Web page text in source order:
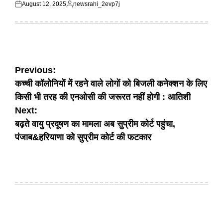
Posted
August 12, 2025
Posted
newsrahi_2evp7j
Post
navigation
Previous:
कच्ची कॉलोनियों में रहने वाले लोगों को बिजली कनेक्शन के लिए
किसी भी तरह की एनओसी की जरूरत नहीं होगी : आतिशी
Next:
बढ़ते वायु प्रदूषण का मामला अब सुप्रीम कोर्ट पहुंचा,
पंजाब&हरियाणा को सुप्रीम कोर्ट की फटकार